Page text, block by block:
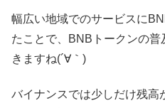
幅広い地域でのサービスに
たことで、BNBトークンの
きますね(´∀｀)
バイナンスでは少しだけ残高